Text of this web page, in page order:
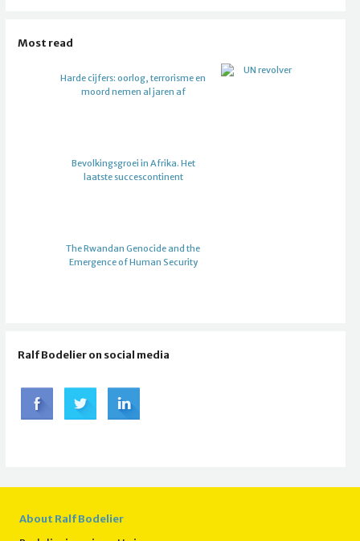
Most read
Harde cijfers: oorlog, terrorisme en
moord nemen al jaren af
Bevolkingsgroei in Afrika. Het
laatste succescontinent
The Rwandan Genocide and the
Emergence of Human Security
Ralf Bodelier on social media
About Ralf Bodelier